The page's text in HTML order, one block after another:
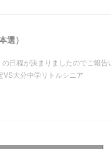
選）
日程が決まりましたのでご報
大分中学リトルシニア